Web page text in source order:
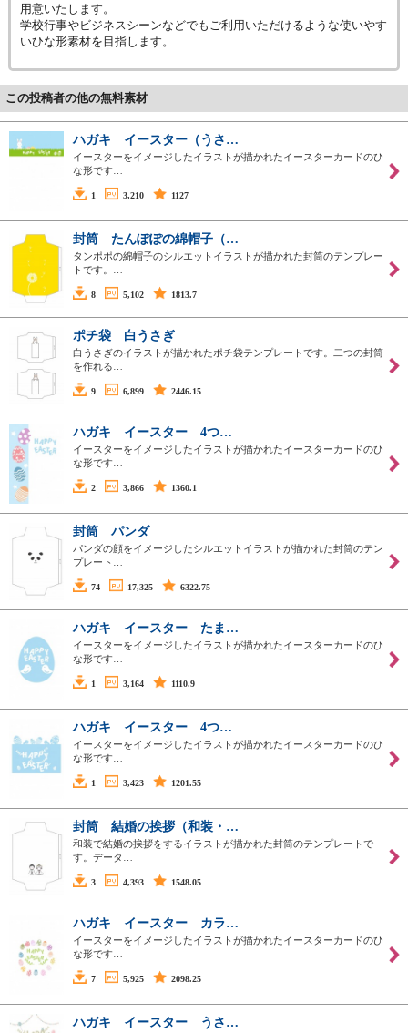
用意いたします。
学校行事やビジネスシーンなどでもご利用いただけるような使いやす
いひな形素材を目指します。
この投稿者の他の無料素材
ハガキ イースター（うさ…
イースターをイメージしたイラストが描かれたイースターカードのひ
な形です…
1 3,210 1127
封筒 たんぽぽの綿帽子（…
タンポポの綿帽子のシルエットイラストが描かれた封筒のテンプレー
トです。…
8 5,102 1813.7
ポチ袋 白うさぎ
白うさぎのイラストが描かれたポチ袋テンプレートです。二つの封筒
を作れる…
9 6,899 2446.15
ハガキ イースター 4つ…
イースターをイメージしたイラストが描かれたイースターカードのひ
な形です…
2 3,866 1360.1
封筒 パンダ
パンダの顔をイメージしたシルエットイラストが描かれた封筒のテン
プレート…
74 17,325 6322.75
ハガキ イースター たま…
イースターをイメージしたイラストが描かれたイースターカードのひ
な形です…
1 3,164 1110.9
ハガキ イースター 4つ…
イースターをイメージしたイラストが描かれたイースターカードのひ
な形です…
1 3,423 1201.55
封筒 結婚の挨拶（和装・…
和装で結婚の挨拶をするイラストが描かれた封筒のテンプレートで
す。データ…
3 4,393 1548.05
ハガキ イースター カラ…
イースターをイメージしたイラストが描かれたイースターカードのひ
な形です…
7 5,925 2098.25
ハガキ イースター うさ…